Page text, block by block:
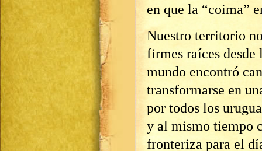
en que la “coima”
Nuestro territorio
firmes raíces
mundo encontró
transformarse en
por todos los
y al mismo tiempo
fronteriza para el